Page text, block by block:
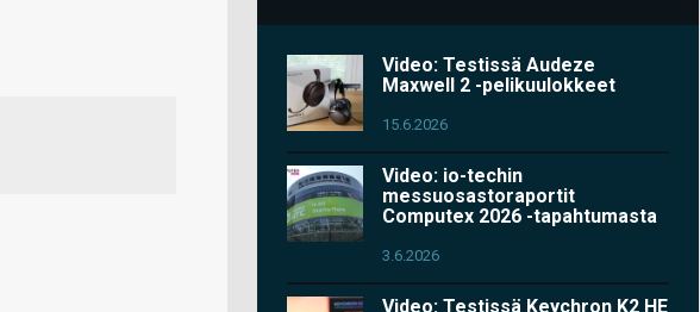
Video: Testissä Audeze
Maxwell 2 -pelikuulokkeet
15.6.2026
Video: io-techin
messuosastoraportit
Computex 2026 -tapahtumasta
3.6.2026
Video: Testissä Keychron K2 HE